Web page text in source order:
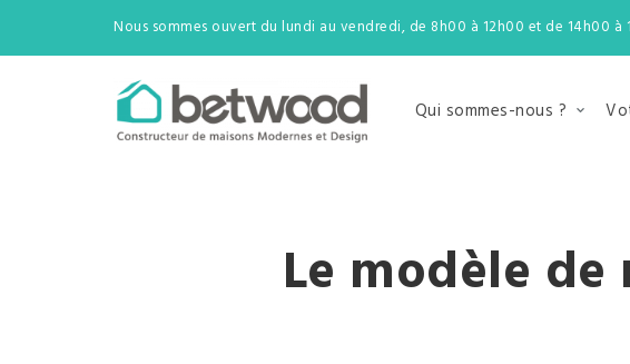
Nous sommes ouvert du lundi au vendredi, de 8h00 à 12h00 et de 14h00 à
Qui sommes-nous ?
Le modèle